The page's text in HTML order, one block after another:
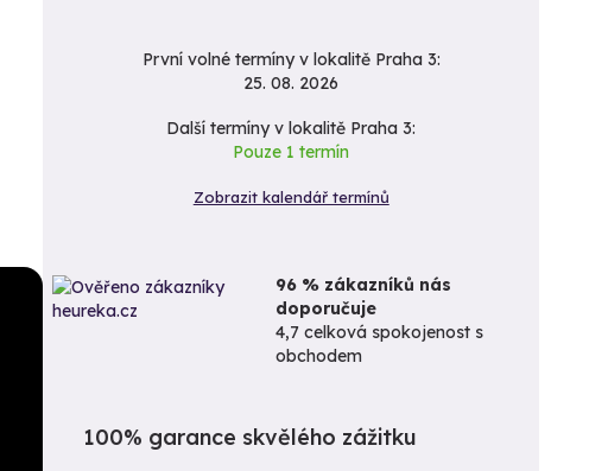
První volné termíny v lokalitě Praha 3:
25. 08. 2026
Další termíny v lokalitě Praha 3:
Pouze 1 termín
Zobrazit kalendář termínů
96 % zákazníků nás
doporučuje
4,7 celková spokojenost s
obchodem
100% garance skvělého zážitku